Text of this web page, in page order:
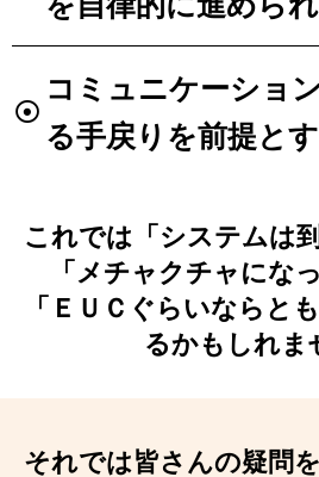
コミュニケーショ
る手戻りを前提と
これでは「システムは
「メチャクチャにな
「ＥＵＣぐらいならと
るかもしれま
それでは皆さんの疑問